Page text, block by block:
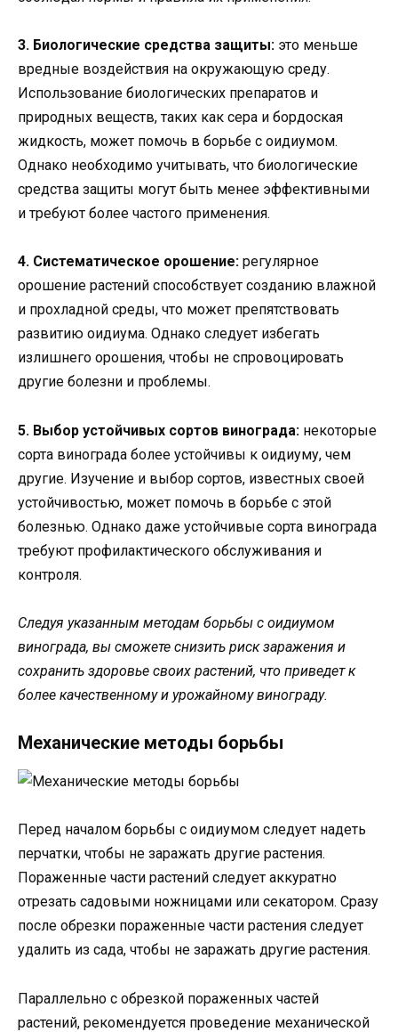
3. Биологические средства защиты: это меньше
вредные воздействия на окружающую среду.
Использование биологических препаратов и
природных веществ, таких как сера и бордоская
жидкость, может помочь в борьбе с оидиумом.
Однако необходимо учитывать, что биологические
средства защиты могут быть менее эффективными
и требуют более частого применения.
4. Систематическое орошение: регулярное
орошение растений способствует созданию влажной
и прохладной среды, что может препятствовать
развитию оидиума. Однако следует избегать
излишнего орошения, чтобы не спровоцировать
другие болезни и проблемы.
5. Выбор устойчивых сортов винограда: некоторые
сорта винограда более устойчивы к оидиуму, чем
другие. Изучение и выбор сортов, известных своей
устойчивостью, может помочь в борьбе с этой
болезнью. Однако даже устойчивые сорта винограда
требуют профилактического обслуживания и
контроля.
Следуя указанным методам борьбы с оидиумом
винограда, вы сможете снизить риск заражения и
сохранить здоровье своих растений, что приведет к
более качественному и урожайному винограду.
Механические методы борьбы
Перед началом борьбы с оидиумом следует надеть
перчатки, чтобы не заражать другие растения.
Пораженные части растений следует аккуратно
отрезать садовыми ножницами или секатором. Сразу
после обрезки пораженные части растения следует
удалить из сада, чтобы не заражать другие растения.
Параллельно с обрезкой пораженных частей
растений, рекомендуется проведение механической